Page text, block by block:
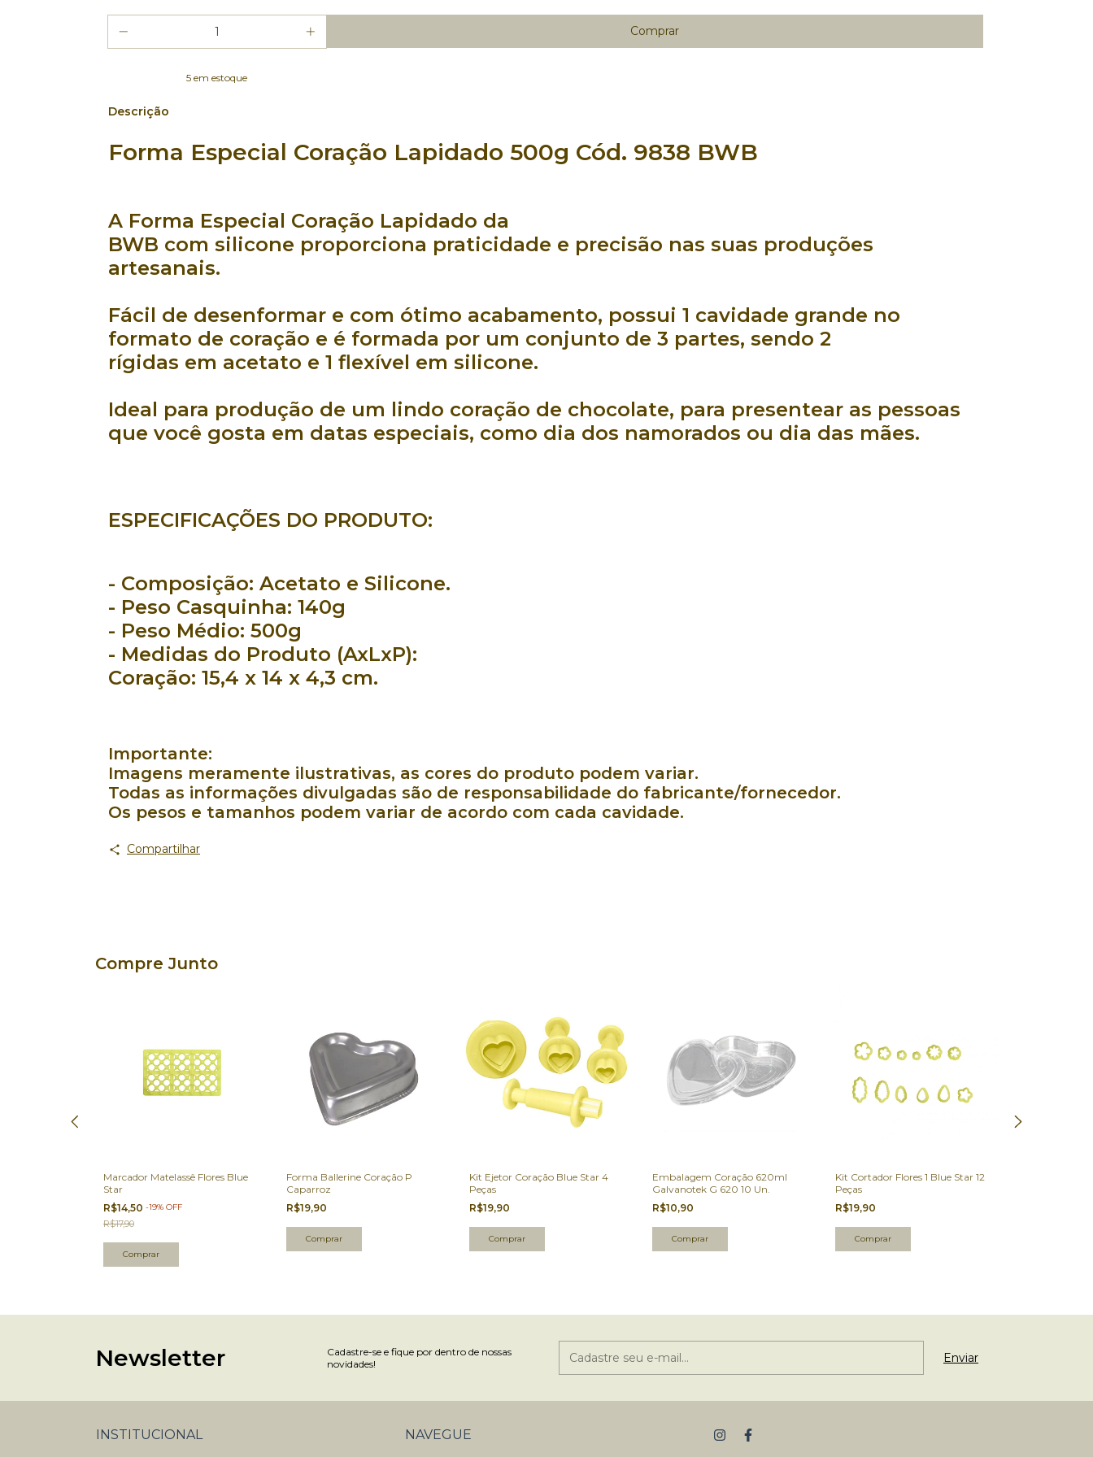
5 em estoque
Descrição
Forma Especial Coração Lapidado 500g Cód. 9838 BWB
A Forma Especial Coração Lapidado da
BWB com silicone proporciona praticidade e precisão nas suas produções
artesanais.
Fácil de desenformar e com ótimo acabamento, possui 1 cavidade grande no
formato de coração e é formada por um conjunto de 3 partes, sendo 2
rígidas em acetato e 1 flexível em silicone.
Ideal para produção de um lindo coração de chocolate, para presentear as pessoas
que você gosta em datas especiais, como dia dos namorados ou dia das mães.
ESPECIFICAÇÕES DO PRODUTO:
- Composição: Acetato e Silicone.
- Peso Casquinha: 140g
- Peso Médio: 500g
- Medidas do Produto (AxLxP):
Coração: 15,4 x 14 x 4,3 cm.
Importante:
Imagens meramente ilustrativas, as cores do produto podem variar.
Todas as informações divulgadas são de responsabilidade do fabricante/fornecedor.
Os pesos e tamanhos podem variar de acordo com cada cavidade.
Compartilhar
Compre Junto
Marcador Matelassê Flores Blue
Star
R$14,50 -19% OFF
R$17,90
Forma Ballerine Coração P
Caparroz
R$19,90
Kit Ejetor Coração Blue Star 4
Peças
R$19,90
Embalagem Coração 620ml
Galvanotek G 620 10 Un.
R$10,90
Kit Cortador Flores 1 Blue Star 12
Peças
R$19,90
Newsletter
Cadastre-se e fique por dentro de nossas
novidades!
INSTITUCIONAL NAVEGUE